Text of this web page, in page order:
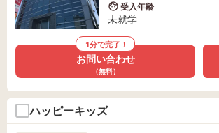
受入年齢
未就学
1分で完了！
お問い合わせ
（無料）
ハッピーキッズ